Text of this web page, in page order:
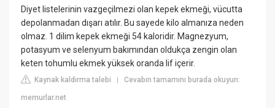
Diyet listelerinin vazgeçilmezi olan kepek ekmeği, vücutta
depolanmadan dışarı atılır. Bu sayede kilo almanıza neden
olmaz. 1 dilim kepek ekmeği 54 kaloridir. Magnezyum,
potasyum ve selenyum bakımından oldukça zengin olan
keten tohumlu ekmek yüksek oranda lif içerir.
Kaynak kaldırma talebi |Cevabın tamamını burada okuyun:
memurlar.net